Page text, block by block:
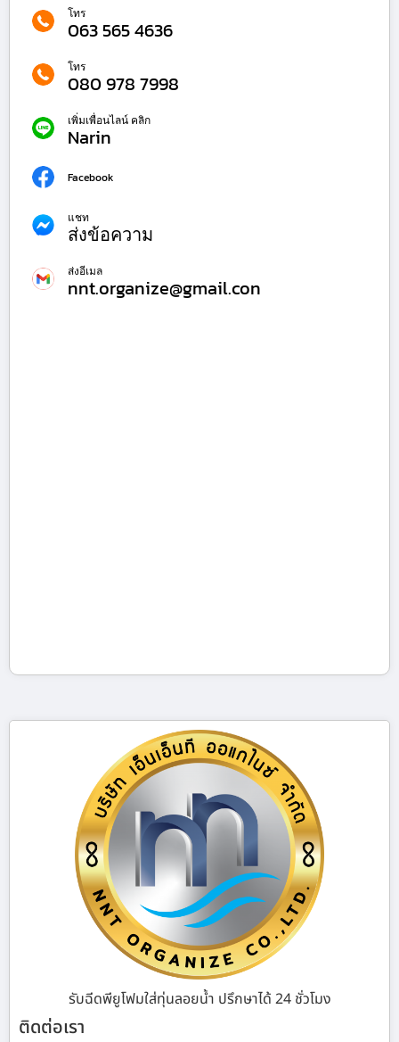
โทร
063 565 4636
โทร
080 978 7998
เพิ่มเพื่อนไลน์ คลิก
Narin
Facebook
แชท
ส่งข้อความ
ส่งอีเมล
nnt.organize@gmail.con
รับฉีดพียูโฟมใส่ทุ่นลอยน้ำ ปรึกษาได้ 24 ชั่วโมง
ติดต่อเรา